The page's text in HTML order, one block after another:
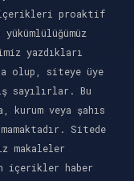
içerikleri proaktif
yazdıkları
olup, siteye üye
sayılırlar. Bu
veya şahıs
Sitede
makaleler
içerikler haber